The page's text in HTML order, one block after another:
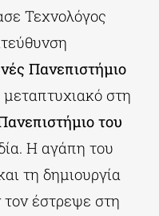
Τεχνολόγος
Πανεπιστήμιο
μεταπτυχιακό στη
του
Η αγάπη του
τη δημιουργία
έστρεψε στη